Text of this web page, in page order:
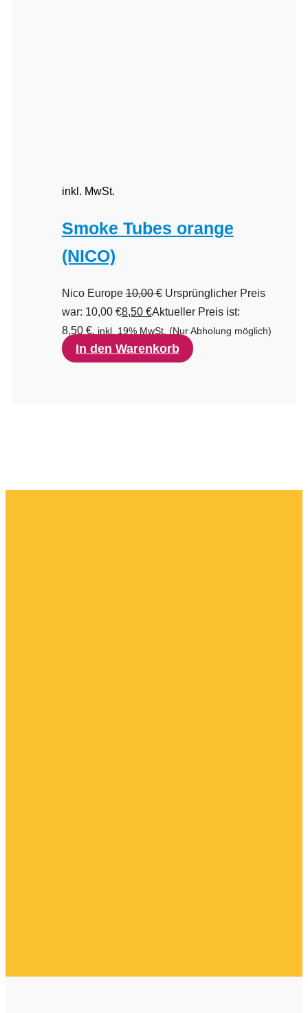
inkl. MwSt.
Smoke Tubes orange
(NICO)
Nico Europe10,00€ Ursprünglicher Preis
war: 10,00 €8,50 €Aktueller Preis ist:
8,50 €. inkl. 19% MwSt. (Nur Abholung möglich)
In den Warenkorb